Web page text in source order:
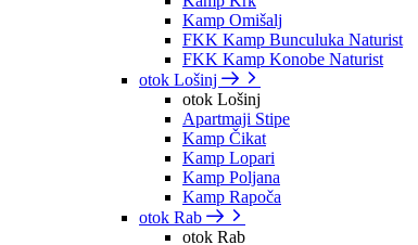
Kamp Omišalj
FKK Kamp Bunculuka Naturist
FKK Kamp Konobe Naturist
otok Lošinj
otok Lošinj
Apartmaji Stipe
Kamp Čikat
Kamp Lopari
Kamp Poljana
Kamp Rapoča
otok Rab
otok Rab